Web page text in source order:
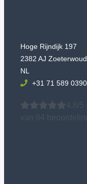
Hoge Rijndijk 197
2382 AJ
NL
+31 71 589 0390
4.8/5
van 84